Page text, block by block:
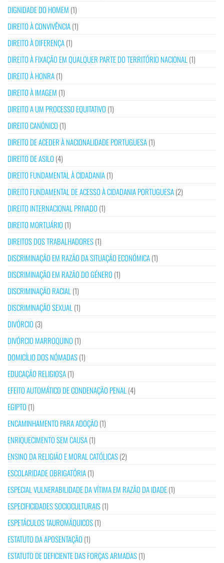
DIGNIDADE DO HOMEM (1)
DIREITO À CONVIVÊNCIA(1)
DIREITO À DIFERENÇA(1)
DIREITO À FIXAÇÃO EM QUALQUER PARTE DO TERRITÓRIO NACIONAL (1)
DIREITO À HONRA(1)
DIREITO À IMAGEM (1)
DIREITO A UM PROCESSO EQUITATIVO (1)
DIREITO CANÓNICO (1)
DIREITO DE ACEDER À NACIONALIDADE PORTUGUESA(1)
DIREITO DE ASILO (4)
DIREITO FUNDAMENTAL À CIDADANIA(1)
DIREITO FUNDAMENTAL DE ACESSO À CIDADANIA PORTUGUESA(2)
DIREITO INTERNACIONAL PRIVADO (1)
DIREITO MORTUÁRIO (1)
DIREITOS DOS TRABALHADORES(1)
DISCRIMINAÇÃO EM RAZÃO DA SITUAÇÃO ECONÓMICA(1)
DISCRIMINAÇÃO EM RAZÃO DO GÉNERO (1)
DISCRIMINAÇÃO RACIAL (1)
DISCRIMINAÇÃO SEXUAL (1)
DIVÓRCIO (3)
DIVÓRCIO MARROQUINO (1)
DOMICÍLIO DOS NÓMADAS(1)
EDUCAÇÃO RELIGIOSA(1)
EFEITO AUTOMÁTICO DE CONDENAÇÃO PENAL (4)
EGIPTO (1)
ENCAMINHAMENTO PARA ADOÇÃO (1)
ENRIQUECIMENTO SEM CAUSA(1)
ENSINO DA RELIGIÃO E MORAL CATÓLICAS(2)
ESCOLARIDADE OBRIGATÓRIA(1)
ESPECIAL VULNERABILIDADE DA VÍTIMA EM RAZÃO DA IDADE(1)
ESPECIFICIDADES SOCIOCULTURAIS(1)
ESPETÁCULOS TAUROMÁQUICOS(1)
ESTATUTO DA APOSENTAÇÃO (1)
ESTATUTO DE DEFICIENTE DAS FORÇAS ARMADAS(1)